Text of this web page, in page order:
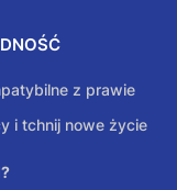
z prawie
i tchnij nowe życie